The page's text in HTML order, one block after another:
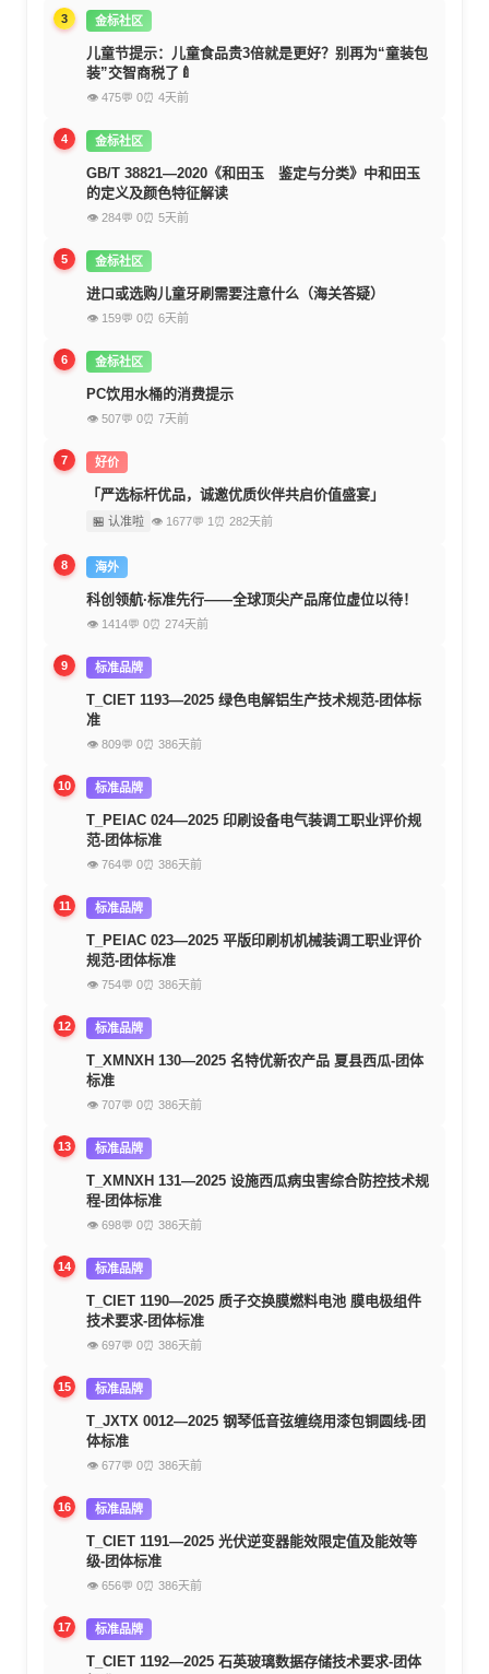
3 金标社区
儿童节提示：儿童食品贵3倍就是更好？别再为“童装包
装”交智商税了🍼
👁 475💬 0⏰ 4天前
4 金标社区
GB/T 38821—2020《和田玉 鉴定与分类》中和田玉
的定义及颜色特征解读
👁 284💬 0⏰ 5天前
5 金标社区
进口或选购儿童牙刷需要注意什么（海关答疑）
👁 159💬 0⏰ 6天前
6 金标社区
PC饮用水桶的消费提示
👁 507💬 0⏰ 7天前
7 好价
「严选标杆优品，诚邀优质伙伴共启价值盛宴」
🏪 认准啦 👁 1677💬 1 ⏰ 282天前
8 海外
科创领航·标准先行——全球顶尖产品席位虚位以待！
👁 1414💬 0⏰ 274天前
9 标准品牌
T_CIET 1193—2025 绿色电解铝生产技术规范-团体标
准
👁 809💬 0⏰ 386天前
10 标准品牌
T_PEIAC 024—2025 印刷设备电气装调工职业评价规
范-团体标准
👁 764💬 0⏰ 386天前
11 标准品牌
T_PEIAC 023—2025 平版印刷机机械装调工职业评价
规范-团体标准
👁 754💬 0⏰ 386天前
12 标准品牌
T_XMNXH 130—2025 名特优新农产品 夏县西瓜-团体
标准
👁 707💬 0⏰ 386天前
13 标准品牌
T_XMNXH 131—2025 设施西瓜病虫害综合防控技术规
程-团体标准
👁 698💬 0⏰ 386天前
14 标准品牌
T_CIET 1190—2025 质子交换膜燃料电池 膜电极组件
技术要求-团体标准
👁 697💬 0⏰ 386天前
15 标准品牌
T_JXTX 0012—2025 钢琴低音弦缠绕用漆包铜圆线-团
体标准
👁 677💬 0⏰ 386天前
16 标准品牌
T_CIET 1191—2025 光伏逆变器能效限定值及能效等
级-团体标准
👁 656💬 0⏰ 386天前
17 标准品牌
T_CIET 1192—2025 石英玻璃数据存储技术要求-团体